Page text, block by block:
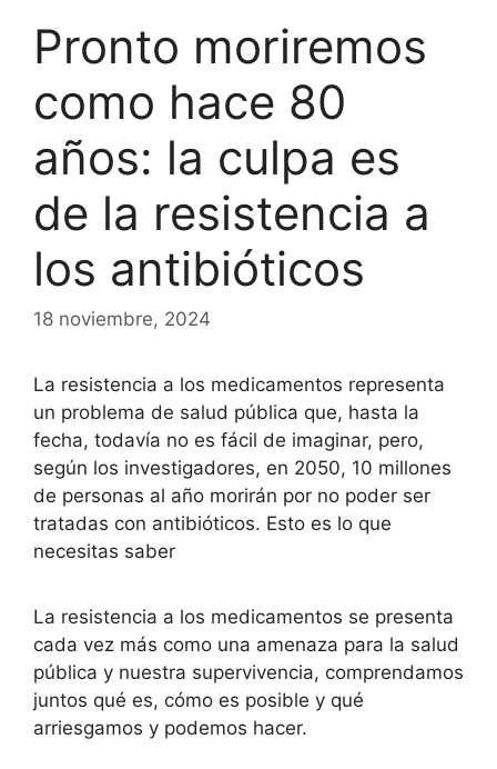
Pronto moriremos
como hace 80
años: la culpa es
de la resistencia a
los antibióticos
18 noviembre, 2024
La resistencia a los medicamentos representa
un problema de salud pública que, hasta la
fecha, todavía no es fácil de imaginar, pero,
según los investigadores, en 2050, 10 millones
de personas al año morirán por no poder ser
tratadas con antibióticos. Esto es lo que
necesitas saber
La resistencia a los medicamentos se presenta
cada vez más como una amenaza para la salud
pública y nuestra supervivencia, comprendamos
juntos qué es, cómo es posible y qué
arriesgamos y podemos hacer.